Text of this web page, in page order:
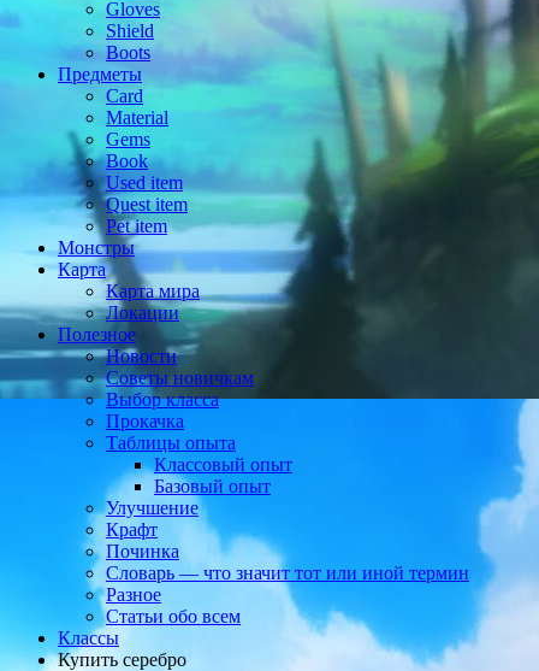
Gloves
Shield
Boots
Предметы
Card
Material
Gems
Book
Used item
Quest item
Pet item
Монстры
Карта
Карта мира
Локации
Полезное
Новости
Советы новичкам
Выбор класса
Прокачка
Таблицы опыта
Классовый опыт
Базовый опыт
Улучшение
Крафт
Починка
Словарь — что значит тот или иной термин
Разное
Статьи обо всем
Классы
Купить серебро